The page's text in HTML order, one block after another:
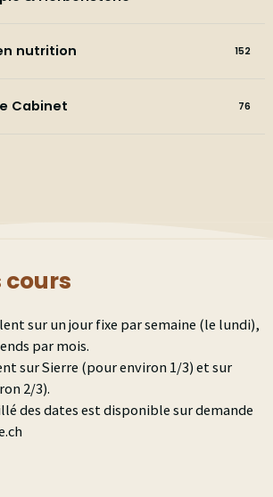
nutrition 152
Cabinet 76
cours
sur un jour fixe par semaine (le lundi),
par mois.
sur Sierre (pour environ 1/3) et sur
2/3).
des dates est disponible sur demande